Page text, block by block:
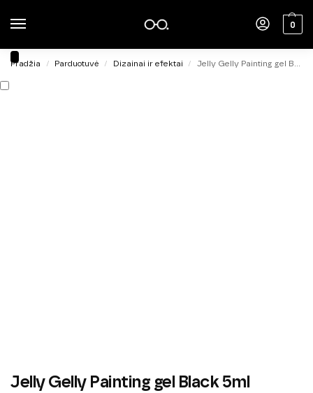
0
Pradžia / Parduotuvė / Dizainai ir efektai / Jelly Gelly Painting gel Black 5ml
Jelly Gelly Painting gel Black 5ml